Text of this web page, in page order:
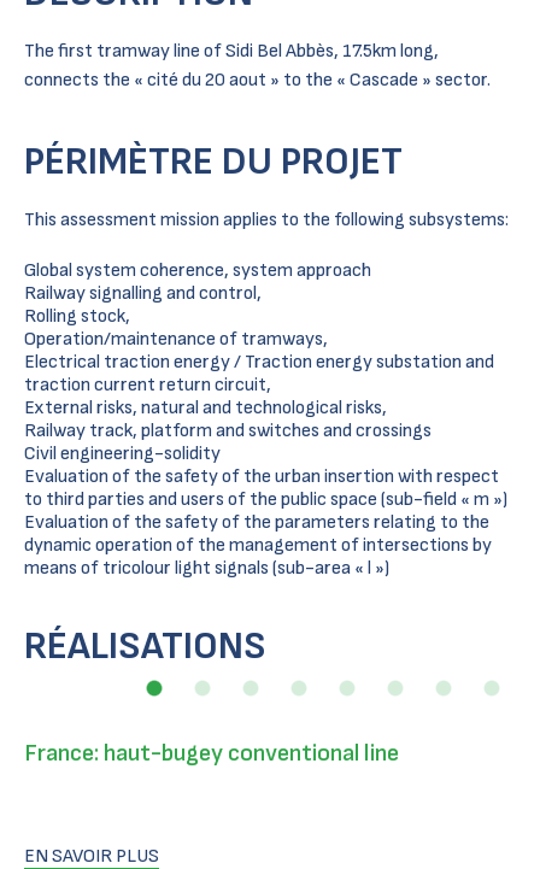
The first tramway line of Sidi Bel Abbès, 17.5km long,
connects the « cité du 20 aout » to the « Cascade » sector.
PÉRIMÈTRE DU PROJET
This assessment mission applies to the following subsystems:
Global system coherence, system approach
Railway signalling and control,
Rolling stock,
Operation/maintenance of tramways,
Electrical traction energy / Traction energy substation and
traction current return circuit,
External risks, natural and technological risks,
Railway track, platform and switches and crossings
Civil engineering-solidity
Evaluation of the safety of the urban insertion with respect
to third parties and users of the public space (sub-field « m »)
Evaluation of the safety of the parameters relating to the
dynamic operation of the management of intersections by
means of tricolour light signals (sub-area « l »)
RÉALISATIONS
France: haut-bugey conventional line
EN SAVOIR PLUS